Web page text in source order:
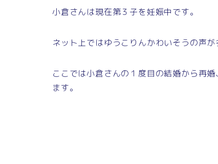
小倉さんは現在第３子を妊娠中です。
ネット上ではゆうこりんかわいそうの声が
ここでは小倉さんの１度目の結婚から再
ます。